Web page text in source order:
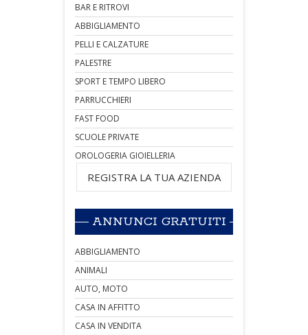
BAR E RITROVI
ABBIGLIAMENTO
PELLI E CALZATURE
PALESTRE
SPORT E TEMPO LIBERO
PARRUCCHIERI
FAST FOOD
SCUOLE PRIVATE
OROLOGERIA GIOIELLERIA
REGISTRA LA TUA AZIENDA
ANNUNCI GRATUITI
ABBIGLIAMENTO
ANIMALI
AUTO, MOTO
CASA IN AFFITTO
CASA IN VENDITA